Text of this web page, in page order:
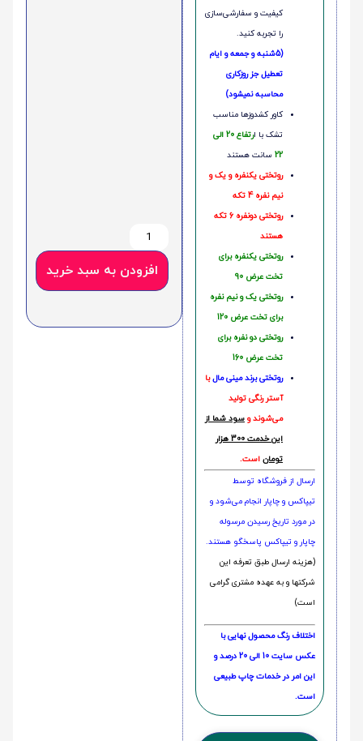
کیفیت و سفارشی‌سازی
را تجربه کنید.
(5شنبه و جمعه و ایام
تعطیل جز روزکاری
محاسبه نمیشود)
کاور کشدوزها مناسب
تشک با ا
رتفاع 20 الی
22 سانت هستند
روتختی یکنفره و یک و
نیم نفره 4 تکه
روتختی دونفره 6 تکه
هستند
روتختی یکنفره برای
تخت عرض 90
روتختی یک و نیم نفره
برای تخت عرض 120
روتختی دو نفره برای
تخت عرض 160
روتختی‌ برند مینی مالبا
آستر رنگی تولید
می‌شوند و سود شما از
این خدمت 300 هزار
تومان است.
ارسال از فروشگاه توسط
تیپاکس و چاپار انجام می‌شود و
در مورد تاریخ رسیدن مرسوله
چاپار و تیپاکس پاسخگو هستند.
(هزینه ارسال طبق تعرفه این
شرکتها و به عهده مشتری گرامی
است)
اختلاف رنگ محصول نهایی با
عکس سایت 10 الی 20 درصد و
این امر در خدمات چاپ طبیعی
است.
افزودن به سبد خرید